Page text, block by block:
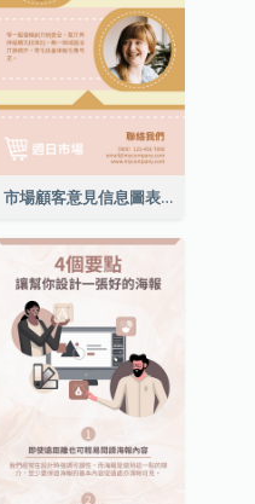
市場顧客意見信息圖表